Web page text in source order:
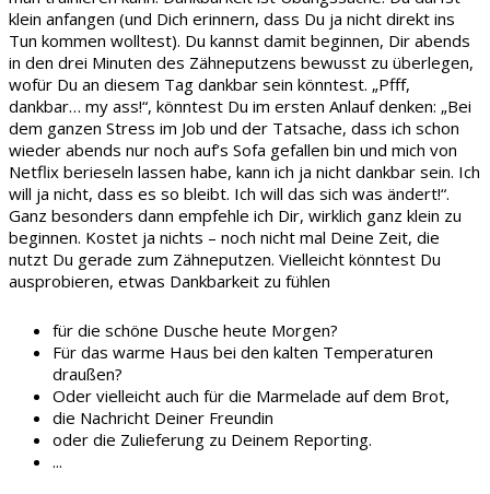
klein anfangen (und Dich erinnern, dass Du ja nicht direkt ins
Tun kommen wolltest). Du kannst damit beginnen, Dir abends
in den drei Minuten des Zähneputzens bewusst zu überlegen,
wofür Du an diesem Tag dankbar sein könntest. „Pfff,
dankbar… my ass!“, könntest Du im ersten Anlauf denken: „Bei
dem ganzen Stress im Job und der Tatsache, dass ich schon
wieder abends nur noch auf’s Sofa gefallen bin und mich von
Netflix berieseln lassen habe, kann ich ja nicht dankbar sein. Ich
will ja nicht, dass es so bleibt. Ich will das sich was ändert!“.
Ganz besonders dann empfehle ich Dir, wirklich ganz klein zu
beginnen. Kostet ja nichts – noch nicht mal Deine Zeit, die
nutzt Du gerade zum Zähneputzen. Vielleicht könntest Du
ausprobieren, etwas Dankbarkeit zu fühlen
für die schöne Dusche heute Morgen?
Für das warme Haus bei den kalten Temperaturen
draußen?
Oder vielleicht auch für die Marmelade auf dem Brot,
die Nachricht Deiner Freundin
oder die Zulieferung zu Deinem Reporting.
...